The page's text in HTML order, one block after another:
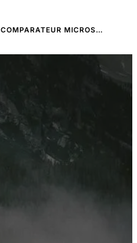
COMPARATEUR MICROS…